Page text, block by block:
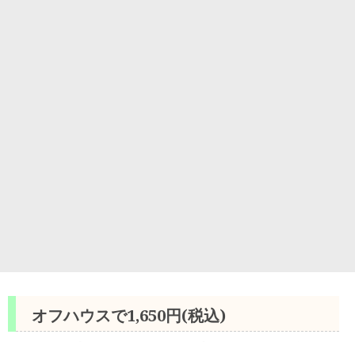
オフハウスで1,650円(税込)